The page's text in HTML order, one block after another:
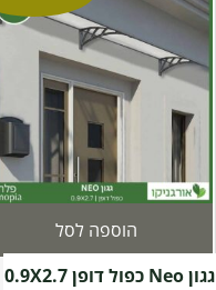
גגון Neo כפול דופן 0.9X2.7
הוספה לסל